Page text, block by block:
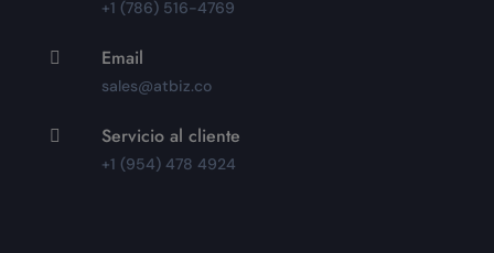
+1 (786) 516-4769
 Email
sales@atbiz.co
 Servicio al cliente
+1 (954) 478 4924